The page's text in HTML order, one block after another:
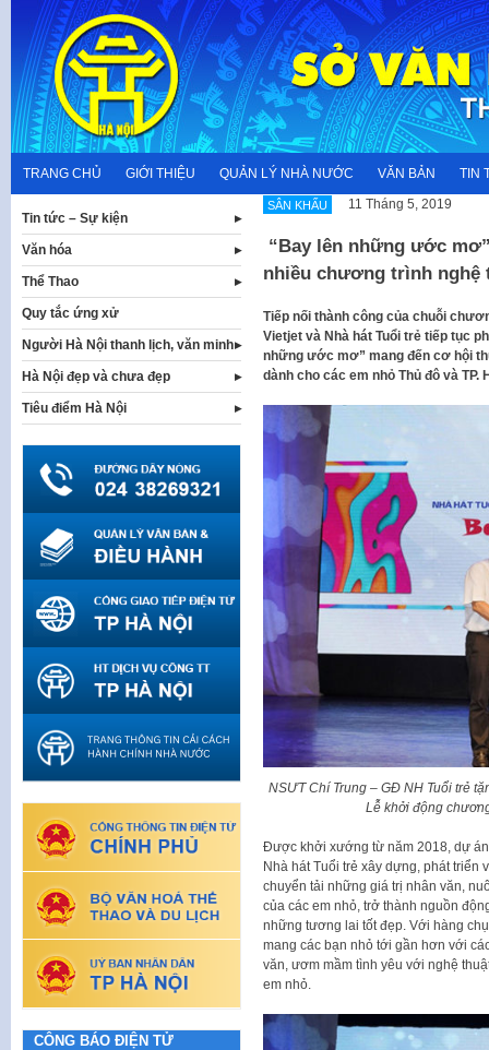
content
TRANG CHỦ GIỚI THIỆU QUẢN LÝ NHÀ NƯỚC VĂN BẢN TIN
SÂN KHẤU 11 Tháng 5, 2019
“Bay lên những ước
nhiều chương trình nghệ
Tiếp nối thành công của chuỗi
Vietjet và Nhà hát Tuổi trẻ tiếp tục
những ước mơ” mang đến cơ hội
dành cho các em nhỏ Thủ đô và TP.
NSƯT Chí Trung – GĐ NH Tuổi trẻ
Lễ khởi động
Được khởi xướng từ năm 2018, dự
Nhà hát Tuổi trẻ xây dựng, phát triển
chuyển tải những giá trị nhân văn,
của các em nhỏ, trở thành nguồn
những tương lai tốt đẹp. Với hàng
mang các bạn nhỏ tới gần hơn với
văn, ươm mầm tình yêu với nghệ
em nhỏ.
Tin tức – Sự kiện
Văn hóa
Thể Thao
Quy tắc ứng xử
Người Hà Nội thanh lịch, văn minh
Hà Nội đẹp và chưa đẹp
Tiêu điểm Hà Nội
CÔNG BÁO ĐIỆN TỬ